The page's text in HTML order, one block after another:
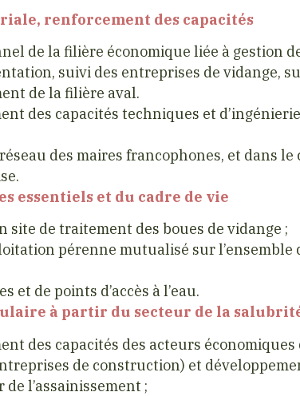
renforcement des capacités
de la filière économique liée à gestion
suivi des entreprises de vidange,
de la filière aval.
des capacités techniques et
des maires francophones, et dans le
essentiels et du cadre de vie
site de traitement des boues de vidange ;
pérenne mutualisé sur
de points d’accès à l’eau.
à partir du secteur de la
des capacités des acteurs
de construction) et
l’assainissement ;